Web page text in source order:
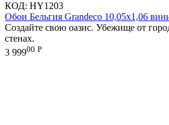
КОД: HY1203
Обои Бельгия Grandeco 10,05х1,06
Создайте свою оазис. Убежище от
стенах.
3 99900 Р